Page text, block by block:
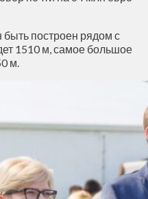
построен рядом с
1510 м, самое большое
м.